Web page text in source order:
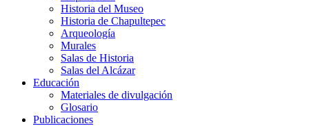
Historia del Museo
Historia de Chapultepec
Arqueología
Murales
Salas de Historia
Salas del Alcázar
Educación
Materiales de divulgación
Glosario
Publicaciones